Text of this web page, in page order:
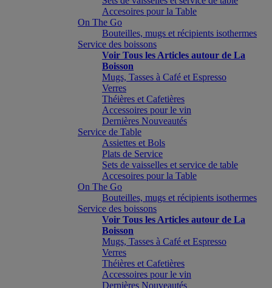
Accesoires pour la Table
On The Go
Bouteilles, mugs et récipients isothermes
Service des boissons
Voir Tous les Articles autour de La
Boisson
Mugs, Tasses à Café et Espresso
Verres
Théières et Cafetières
Accessoires pour le vin
Dernières Nouveautés
Service de Table
Assiettes et Bols
Plats de Service
Sets de vaisselles et service de table
Accesoires pour la Table
On The Go
Bouteilles, mugs et récipients isothermes
Service des boissons
Voir Tous les Articles autour de La
Boisson
Mugs, Tasses à Café et Espresso
Verres
Théières et Cafetières
Accessoires pour le vin
Dernières Nouveautés